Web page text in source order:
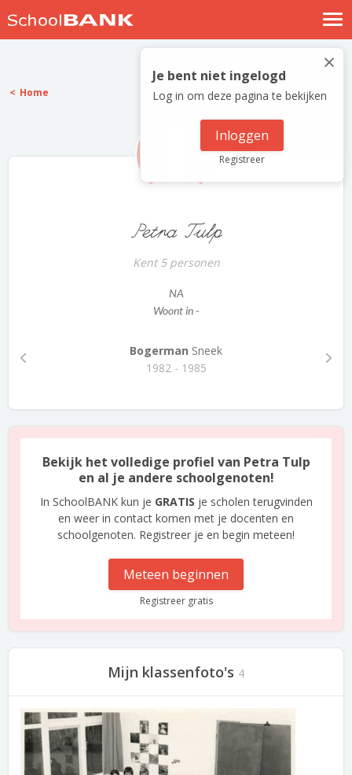
Nostalgische verhalen
Log in
Meld je gratis aan
×
Je bent niet ingelogd
Log in om deze pagina te bekijken
Inloggen
Registreer
Home
Petra Tulp
Kent 5 personen
NA
Woont in -
Bogerman Sneek
1982 - 1985
Bekijk het volledige profiel van Petra Tulp
en al je andere schoolgenoten!
In SchoolBANK kun je GRATIS je scholen terugvinden
en weer in contact komen met je docenten en
schoolgenoten. Registreer je en begin meteen!
Meteen beginnen
Registreer gratis
Mijn klassenfoto's 4